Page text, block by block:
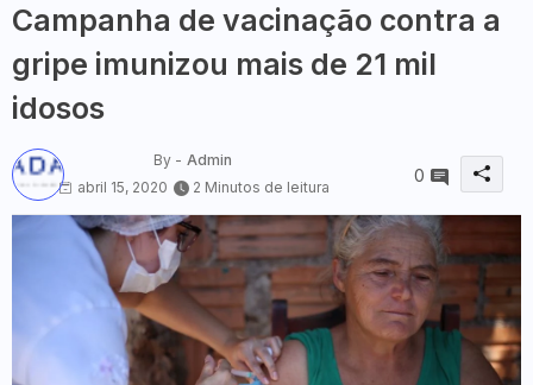
Campanha de vacinação contra a
gripe imunizou mais de 21 mil
idosos
By - Admin
abril 15, 2020
2 Minutos de leitura
0